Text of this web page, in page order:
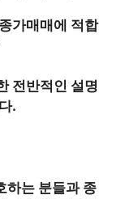
가매매에 적합
전반적인 설명
.
하는 분들과 종